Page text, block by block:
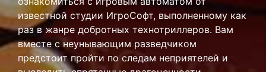
известной студии ИгроСофт, выполненному как
раз в жанре добротных технотриллеров. Вам
вместе с неунывающим разведчиком
предстоит пройти по следам неприятелей и